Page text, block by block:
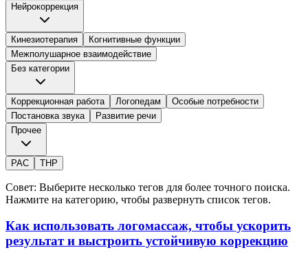
Нейрокоррекция
Кинезиотерапия
Когнитивные функции
Межполушарное взаимодействие
Без категории
Коррекционная работа Логопедам
Особые потребности
Постановка звука
Развитие речи
Прочее
РАС ТНР
Совет: Выберите несколько тегов для более точного поиска.
Нажмите на категорию, чтобы развернуть список тегов.
Как использовать логомассаж, чтобы ускорить
результат и выстроить устойчивую коррекцию